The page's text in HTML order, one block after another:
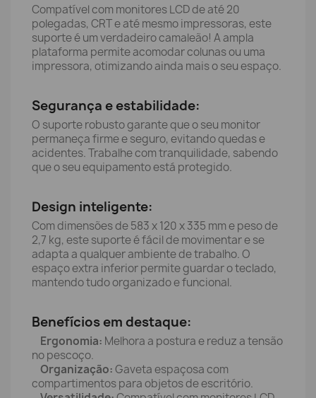
Compatível com monitores LCD de até 20
polegadas, CRT e até mesmo impressoras, este
suporte é um verdadeiro camaleão! A ampla
plataforma permite acomodar colunas ou uma
impressora, otimizando ainda mais o seu espaço.
Segurança e estabilidade:
O suporte robusto garante que o seu monitor
permaneça firme e seguro, evitando quedas e
acidentes. Trabalhe com tranquilidade, sabendo
que o seu equipamento está protegido.
Design inteligente:
Com dimensões de 583 x 120 x 335 mm e peso de
2,7 kg, este suporte é fácil de movimentar e se
adapta a qualquer ambiente de trabalho. O
espaço extra inferior permite guardar o teclado,
mantendo tudo organizado e funcional.
Benefícios em destaque:
Ergonomia: Melhora a postura e reduz a tensão
no pescoço.
Organização:Gaveta espaçosa com
compartimentos para objetos de escritório.